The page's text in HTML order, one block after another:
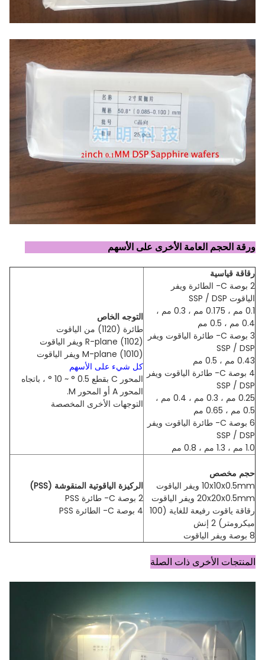
ورقة الحجم العامة الأخرى على الأسهم
رقاقة قياسية
2 بوصة C- الطائرة ويفر
الياقوت SSP / DSP
0.1 مم ، 0.175 مم ، 0.3 مم ،
0.4 مم ، 0.5 مم
3 بوصة C- طائرة الياقوت ويفر
SSP / DSP
0.43 مم ، 0.5 مم
4 بوصة C- طائرة الياقوت ويفر
SSP / DSP
0.25 مم ، 0.3 مم ، 0.4 مم ،
0.5 مم ، 0.65 مم
6 بوصة C- طائرة الياقوت ويفر
SSP / DSP
1.0 مم ، 1.3 مم ، 0.8 مم
التوجه الخاص
طائرة (1120) من الياقوت
R-plane (1102) ويفر الياقوت
M-plane (1010) ويفر الياقوت
كل شيء على الأسهم
المحور C بقطع 0.5 ° ~ 10 ° ، باتجاه
المحور A أو المحور M.
التوجهات الأخرى المخصصة
حجم مخصص
10x10x0.5mm ويفر الياقوت
20x20x0.5mm ويفر الياقوت
رقاقة ياقوت رفيعة للغاية (100
ميكرومتر) 2 إنش
8 بوصة ويفر الياقوت
الركيزة الياقوتية المنقوشة (PSS)
2 بوصة C- طائرة PSS
4 بوصة C- الطائرة PSS
المنتجات الأخرى ذات الصلة